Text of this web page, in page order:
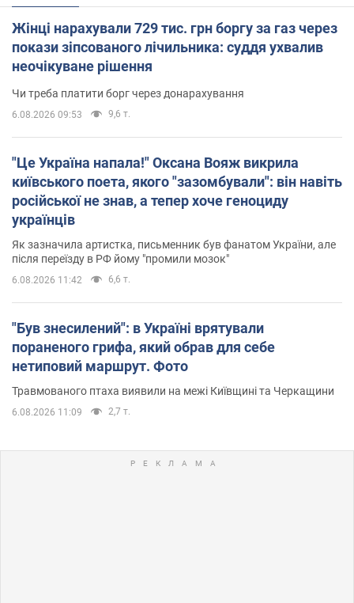
Жінці нарахували 729 тис. грн боргу за газ через
покази зіпсованого лічильника: суддя ухвалив
неочікуване рішення
Чи треба платити борг через донарахування
6.08.2026 09:53 9,6 т.
"Це Україна напала!" Оксана Вояж викрила
київського поета, якого "зазомбували": він навіть
російської не знав, а тепер хоче геноциду
українців
Як зазначила артистка, письменник був фанатом України, але
після переїзду в РФ йому "промили мозок"
6.08.2026 11:42 6,6 т.
"Був знесилений": в Україні врятували
пораненого грифа, який обрав для себе
нетиповий маршрут. Фото
Травмованого птаха виявили на межі Київщині та Черкащини
6.08.2026 11:09 2,7 т.